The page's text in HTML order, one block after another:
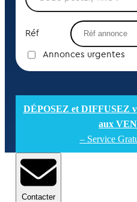
Réf
Annonces urgentes
DÉPOSEZ et DIFFUSEZ
aux
– Service
Contacter